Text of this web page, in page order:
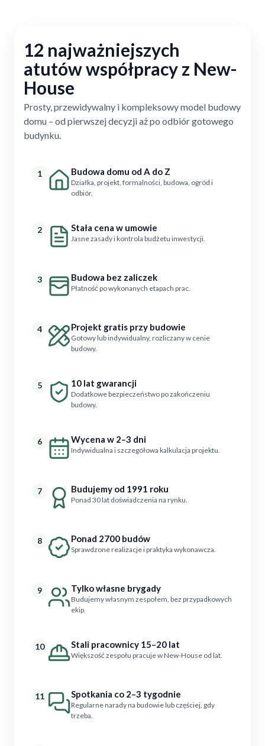
12 najważniejszych
atutów współpracy z New-
House
Prosty, przewidywalny i kompleksowy model budowy
domu – od pierwszej decyzji aż po odbiór gotowego
budynku.
1 Budowa domu od A do Z
Działka, projekt, formalności, budowa, ogród i
odbiór.
2 Stała cena w umowie
Jasne zasady i kontrola budżetu inwestycji.
3 Budowa bez zaliczek
Płatność po wykonanych etapach prac.
4 Projekt gratis przy budowie
Gotowy lub indywidualny, rozliczany w cenie
budowy.
5 10 lat gwarancji
Dodatkowe bezpieczeństwo po zakończeniu
budowy.
6 Wycena w 2–3 dni
Indywidualna i szczegółowa kalkulacja projektu.
7 Budujemy od 1991 roku
Ponad 30 lat doświadczenia na rynku.
8 Ponad 2700 budów
Sprawdzone realizacje i praktyka wykonawcza.
9 Tylko własne brygady
Budujemy własnym zespołem, bez przypadkowych
ekip.
10 Stali pracownicy 15–20 lat
Większość zespołu pracuje w New-House od lat.
11 Spotkania co 2–3 tygodnie
Regularne narady na budowie lub częściej, gdy
trzeba.